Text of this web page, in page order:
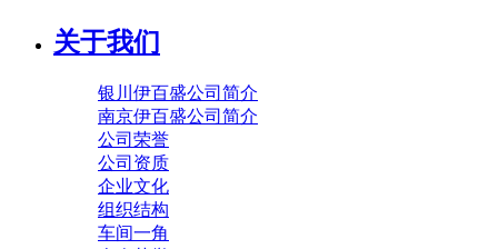
关于我们
银川伊百盛公司简介
南京伊百盛公司简介
公司荣誉
公司资质
企业文化
组织结构
车间一角